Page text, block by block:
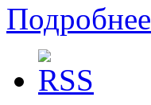
Подробнее